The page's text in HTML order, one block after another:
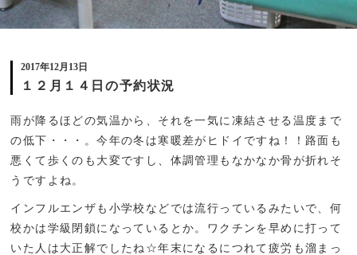
2017年12月13日
１２月１４日の予約状況
雨が降るほどの気温から、それを一気に凍結させる温度まで
の低下・・・。今年の冬は寒暖差がヒドイですね！！路面も
悪くて歩くのも大変ですし、体調管理もなかなか骨が折れそ
うですよね。
インフルエンザも小学校などでは流行っているみたいで、何
校かは学級閉鎖になっているとか。ワクチンを早めに打って
いた人は大正解でしたね☆年末になるにつれて疲労も溜まっ